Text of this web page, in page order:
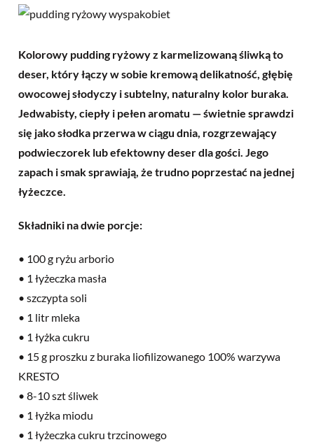
Kolorowy pudding ryżowy z karmelizowaną śliwką to
deser, który łączy w sobie kremową delikatność, głębię
owocowej słodyczy i subtelny, naturalny kolor buraka.
Jedwabisty, ciepły i pełen aromatu — świetnie sprawdzi
się jako słodka przerwa w ciągu dnia, rozgrzewający
podwieczorek lub efektowny deser dla gości. Jego
zapach i smak sprawiają, że trudno poprzestać na jednej
łyżeczce.
Składniki na dwie porcje:
• 100 g ryżu arborio
• 1 łyżeczka masła
• szczypta soli
• 1 litr mleka
• 1 łyżka cukru
• 15 g proszku z buraka liofilizowanego 100% warzywa
KRESTO
• 8-10 szt śliwek
• 1 łyżka miodu
• 1 łyżeczka cukru trzcinowego